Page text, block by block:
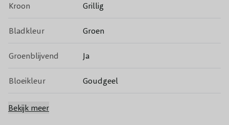
Kroon Grillig
Bladkleur Groen
Groenblijvend Ja
Bloeikleur Goudgeel
Bloeitijd
Bekijk meer